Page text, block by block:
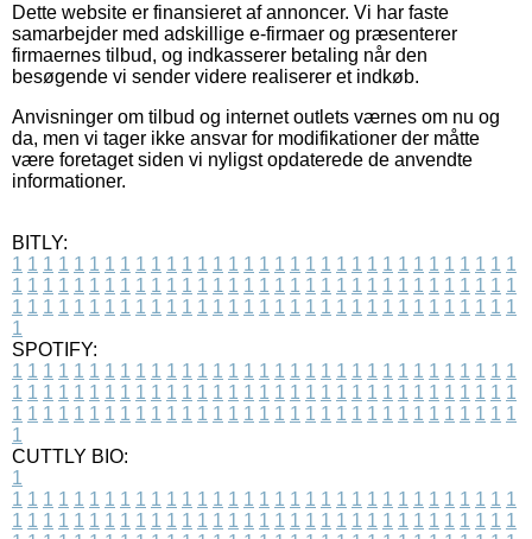
Dette website er finansieret af annoncer. Vi har faste
samarbejder med adskillige e-firmaer og præsenterer
firmaernes tilbud, og indkasserer betaling når den
besøgende vi sender videre realiserer et indkøb.
Anvisninger om tilbud og internet outlets værnes om nu og
da, men vi tager ikke ansvar for modifikationer der måtte
være foretaget siden vi nyligst opdaterede de anvendte
informationer.
BITLY:
1 1 1 1 1 1 1 1 1 1 1 1 1 1 1 1 1 1 1 1 1 1 1 1 1 1 1 1 1 1 1 1 1
1 1 1 1 1 1 1 1 1 1 1 1 1 1 1 1 1 1 1 1 1 1 1 1 1 1 1 1 1 1 1 1 1
1 1 1 1 1 1 1 1 1 1 1 1 1 1 1 1 1 1 1 1 1 1 1 1 1 1 1 1 1 1 1 1 1
1
SPOTIFY:
1 1 1 1 1 1 1 1 1 1 1 1 1 1 1 1 1 1 1 1 1 1 1 1 1 1 1 1 1 1 1 1 1
1 1 1 1 1 1 1 1 1 1 1 1 1 1 1 1 1 1 1 1 1 1 1 1 1 1 1 1 1 1 1 1 1
1 1 1 1 1 1 1 1 1 1 1 1 1 1 1 1 1 1 1 1 1 1 1 1 1 1 1 1 1 1 1 1 1
1
CUTTLY BIO:
1
1 1 1 1 1 1 1 1 1 1 1 1 1 1 1 1 1 1 1 1 1 1 1 1 1 1 1 1 1 1 1 1 1
1 1 1 1 1 1 1 1 1 1 1 1 1 1 1 1 1 1 1 1 1 1 1 1 1 1 1 1 1 1 1 1 1